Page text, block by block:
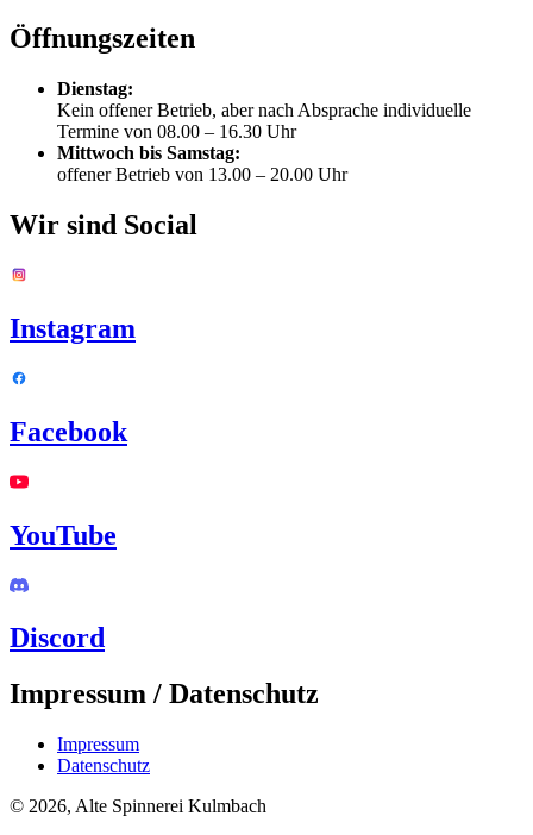
Öffnungszeiten
Dienstag:
Kein offener Betrieb, aber nach Absprache individuelle
Termine von 08.00 – 16.30 Uhr
Mittwoch bis Samstag:
offener Betrieb von 13.00 – 20.00 Uhr
Wir sind Social
Instagram
Facebook
YouTube
Discord
Impressum / Datenschutz
Impressum
Datenschutz
© 2026, Alte Spinnerei Kulmbach